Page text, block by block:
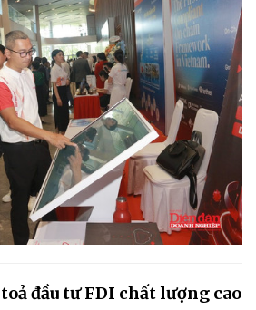
đầu tư FDI chất lượng cao